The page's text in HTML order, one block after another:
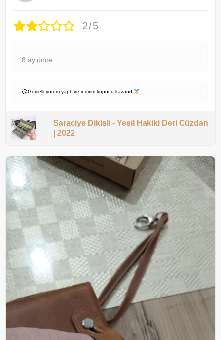
2/5
8 ay önce
Görselli yorum yaptı ve indirim kuponu kazandı
Saraciye Dikişli - Yeşil Hakiki Deri Cüzdan
| 2022